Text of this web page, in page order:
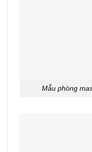
Mẫu phòng